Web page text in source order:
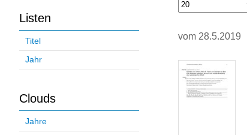
Listen
Titel
Jahr
Clouds
Jahre
vom 28.5.2019